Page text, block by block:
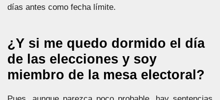
días antes como fecha límite.
¿Y si me quedo dormido el día
de las elecciones y soy
miembro de la mesa electoral?